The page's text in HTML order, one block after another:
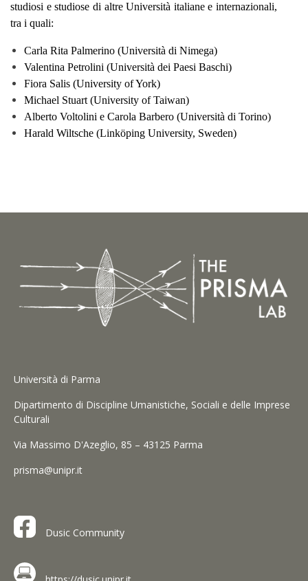
studiosi e studiose di altre Università italiane e internazionali,
tra i quali:
Carla Rita Palmerino (Università di Nimega)
Valentina Petrolini (Università dei Paesi Baschi)
Fiora Salis (University of York)
Michael Stuart (University of Taiwan)
Alberto Voltolini e Carola Barbero (Università di Torino)
Harald Wiltsche (Linköping University, Sweden)
Università di Parma
Dipartimento di Discipline Umanistiche, Sociali e delle Imprese
Culturali
Via Massimo D'Azeglio, 85 – 43125 Parma
prisma@unipr.it
Dusic Community